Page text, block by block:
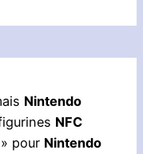
Nintendo
NFC
pour Nintendo